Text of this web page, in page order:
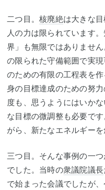
二つ目。 核廃絶は大きな
人の力は限られています
界」も無限ではありませ
の限られた守備範囲で実
のための有限の工程表を
身の目標達成のための努
度も、思うようにはいか
な目標の微調整も必要で
がら、新たなエネルギー
三つ目。そんな事例の一
でした。当時の衆議院議長
で始まった会議でしたが